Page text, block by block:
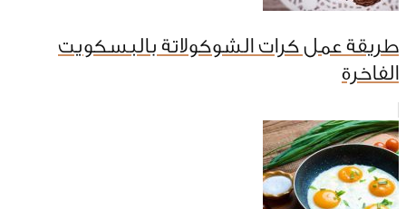
طريقة عمل كرات الشوكولاتة بالبسكويت
الفاخرة